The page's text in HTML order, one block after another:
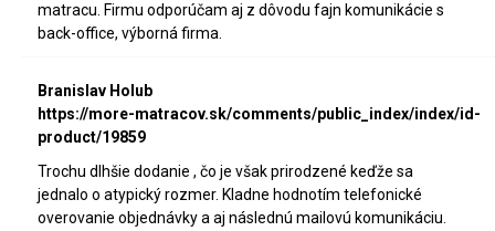
matracu. Firmu odporúčam aj z dôvodu fajn komunikácie s
back-office, výborná firma.
Branislav Holub
https://more-matracov.sk/comments/public_index/index/id-
product/19859
Trochu dlhšie dodanie , čo je však prirodzené keďže sa
jednalo o atypický rozmer. Kladne hodnotím telefonické
overovanie objednávky a aj následnú mailovú komunikáciu.